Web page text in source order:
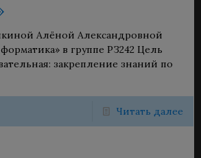
Алёной Александровной
в группе РЗ242 Цель
закрепление знаний по
Читать далее